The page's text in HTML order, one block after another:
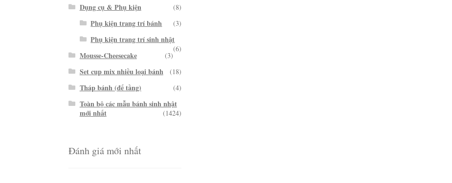
Dụng cụ & Phụ kiện (8)
Phụ kiện trang trí bánh (3)
Phụ kiện trang trí sinh nhật
(6)
Mousse-Cheesecake (3)
Set cup mix nhiều loại bánh (18)
Tháp bánh (đế tầng) (4)
Toàn bộ các mẫu bánh sinh nhật
mới nhất
(1424)
Đánh giá mới nhất